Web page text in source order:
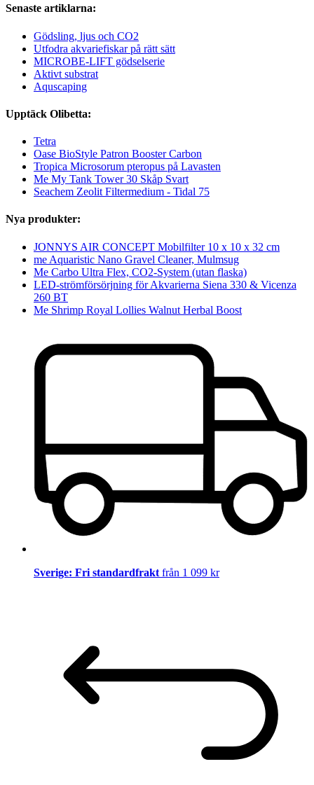
Senaste artiklarna:
Gödsling, ljus och CO2
Utfodra akvariefiskar på rätt sätt
MICROBE-LIFT gödselserie
Aktivt substrat
Aquscaping
Upptäck Olibetta:
Tetra
Oase BioStyle Patron Booster Carbon
Tropica Microsorum pteropus på Lavasten
Me My Tank Tower 30 Skåp Svart
Seachem Zeolit Filtermedium - Tidal 75
Nya produkter:
JONNYS AIR CONCEPT Mobilfilter 10 x 10 x 32 cm
me Aquaristic Nano Gravel Cleaner, Mulmsug
Me Carbo Ultra Flex, CO2-System (utan flaska)
LED-strömförsörjning för Akvarierna Siena 330 & Vicenza
260 BT
Me Shrimp Royal Lollies Walnut Herbal Boost
Sverige: Fri standardfrakt från 1 099 kr